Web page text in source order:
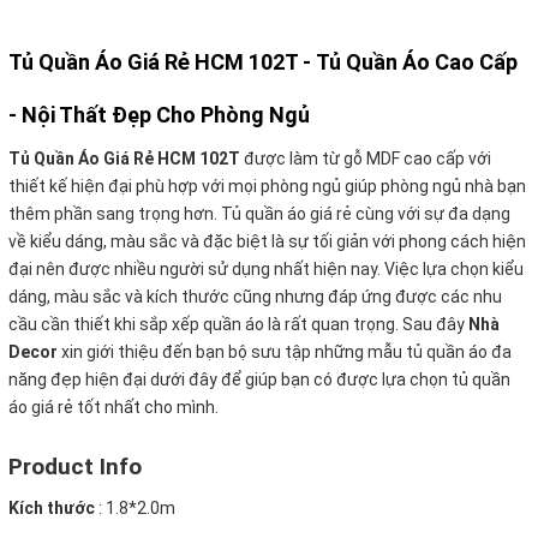
Tủ Quần Áo Giá Rẻ HCM 102T - Tủ Quần Áo Cao Cấp
- Nội Thất Đẹp Cho Phòng Ngủ
Tủ Quần Áo Giá Rẻ HCM 102T được làm từ gỗ MDF cao cấp với
thiết kế hiện đại phù hợp với mọi phòng ngủ giúp phòng ngủ nhà bạn
thêm phần sang trọng hơn. Tủ quần áo giá rẻ cùng với sự đa dạng
về kiểu dáng, màu sắc và đặc biệt là sự tối giản với phong cách hiện
đại nên được nhiều người sử dụng nhất hiện nay. Việc lựa chọn kiểu
dáng, màu sắc và kích thước cũng nhưng đáp ứng được các nhu
cầu cần thiết khi sắp xếp quần áo là rất quan trọng. Sau đây Nhà
Decor xin giới thiệu đến bạn bộ sưu tập những mẫu tủ quần áo đa
năng đẹp hiện đại dưới đây để giúp bạn có được lựa chọn tủ quần
áo giá rẻ tốt nhất cho mình.
Product Info
Kích thước : 1.8*2.0m